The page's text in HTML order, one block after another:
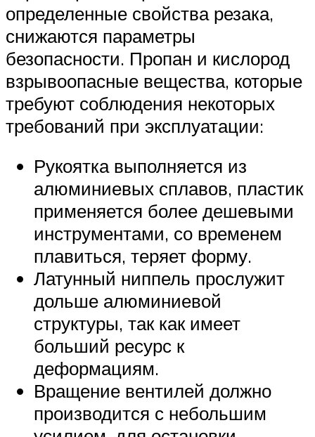
определенные свойства резака,
снижаются параметры
безопасности. Пропан и кислород
взрывоопасные вещества, которые
требуют соблюдения некоторых
требований при эксплуатации:
Рукоятка выполняется из
алюминиевых сплавов, пластик
применяется более дешевыми
инструментами, со временем
плавиться, теряет форму.
Латунный ниппель прослужит
дольше алюминиевой
структуры, так как имеет
больший ресурс к
деформациям.
Вращение вентилей должно
производится с небольшим